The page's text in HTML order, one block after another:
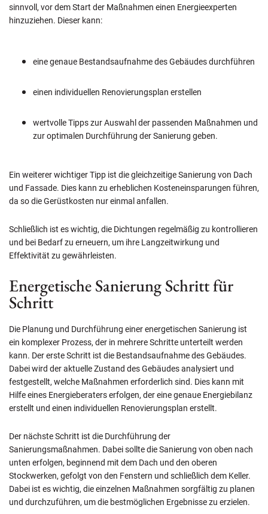
sinnvoll, vor dem Start der Maßnahmen einen Energieexperten
hinzuziehen. Dieser kann:
eine genaue Bestandsaufnahme des Gebäudes durchführen
einen individuellen Renovierungsplan erstellen
wertvolle Tipps zur Auswahl der passenden Maßnahmen und
zur optimalen Durchführung der Sanierung geben.
Ein weiterer wichtiger Tipp ist die gleichzeitige Sanierung von Dach
und Fassade. Dies kann zu erheblichen Kosteneinsparungen führen,
da so die Gerüstkosten nur einmal anfallen.
Schließlich ist es wichtig, die Dichtungen regelmäßig zu kontrollieren
und bei Bedarf zu erneuern, um ihre Langzeitwirkung und
Effektivität zu gewährleisten.
Energetische Sanierung Schritt für
Schritt
Die Planung und Durchführung einer energetischen Sanierung ist
ein komplexer Prozess, der in mehrere Schritte unterteilt werden
kann. Der erste Schritt ist die Bestandsaufnahme des Gebäudes.
Dabei wird der aktuelle Zustand des Gebäudes analysiert und
festgestellt, welche Maßnahmen erforderlich sind. Dies kann mit
Hilfe eines Energieberaters erfolgen, der eine genaue Energiebilanz
erstellt und einen individuellen Renovierungsplan erstellt.
Der nächste Schritt ist die Durchführung der
Sanierungsmaßnahmen. Dabei sollte die Sanierung von oben nach
unten erfolgen, beginnend mit dem Dach und den oberen
Stockwerken, gefolgt von den Fenstern und schließlich dem Keller.
Dabei ist es wichtig, die einzelnen Maßnahmen sorgfältig zu planen
und durchzuführen, um die bestmöglichen Ergebnisse zu erzielen.